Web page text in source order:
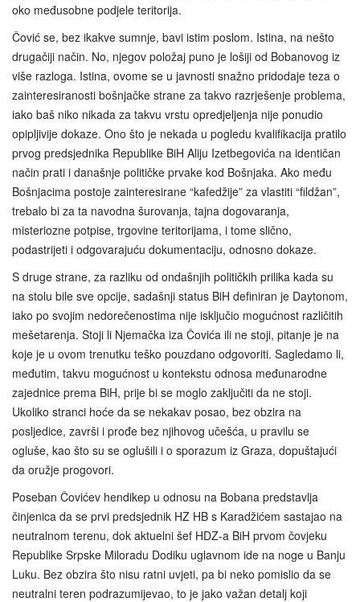
oko međusobne podjele teritorija.
Čović se, bez ikakve sumnje, bavi istim poslom. Istina, na nešto
drugačiji način. No, njegov položaj puno je lošiji od Bobanovog iz
više razloga. Istina, ovome se u javnosti snažno pridodaje teza o
zainteresiranosti bošnjačke strane za takvo razrješenje problema,
iako baš niko nikada za takvu vrstu opredjeljenja nije ponudio
opipljivije dokaze. Ono što je nekada u pogledu kvalifikacija pratilo
prvog predsjednika Republike BiH Aliju Izetbegovića na identičan
način prati i današnje političke prvake kod Bošnjaka. Ako među
Bošnjacima postoje zainteresirane “kafedžije” za vlastiti “fildžan”,
trebalo bi za ta navodna šurovanja, tajna dogovaranja,
misteriozne potpise, trgovine teritorijama, i tome slično,
podastrijeti i odgovarajuću dokumentaciju, odnosno dokaze.
S druge strane, za razliku od ondašnjih političkih prilika kada su
na stolu bile sve opcije, sadašnji status BiH definiran je Daytonom,
iako po svojim nedorečenostima nije isključio mogućnost različitih
mešetarenja. Stoji li Njemačka iza Čovića ili ne stoji, pitanje je na
koje je u ovom trenutku teško pouzdano odgovoriti. Sagledamo li,
međutim, takvu mogućnost u kontekstu odnosa međunarodne
zajednice prema BiH, prije bi se moglo zaključiti da ne stoji.
Ukoliko stranci hoće da se nekakav posao, bez obzira na
posljedice, završi i prođe bez njihovog učešća, u pravilu se
ogluše, kao što su se oglušili i o sporazum iz Graza, dopuštajući
da oružje progovori.
Poseban Čovićev hendikep u odnosu na Bobana predstavlja
činjenica da se prvi predsjednik HZ HB s Karadžićem sastajao na
neutralnom terenu, dok aktuelni šef HDZ-a BiH prvom čovjeku
Republike Srpske Miloradu Dodiku uglavnom ide na noge u Banju
Luku. Bez obzira što nisu ratni uvjeti, pa bi neko pomislio da se
neutralni teren podrazumijevao, to je jako važan detalj koji